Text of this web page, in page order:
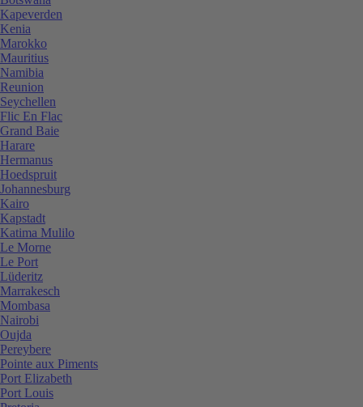
Kapeverden
Kenia
Marokko
Mauritius
Namibia
Reunion
Seychellen
Flic En Flac
Grand Baie
Harare
Hermanus
Hoedspruit
Johannesburg
Kairo
Kapstadt
Katima Mulilo
Le Morne
Le Port
Lüderitz
Marrakesch
Mombasa
Nairobi
Oujda
Pereybere
Pointe aux Piments
Port Elizabeth
Port Louis